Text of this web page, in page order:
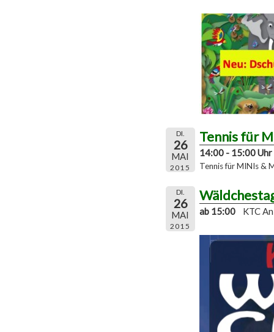
DI.
26
MAI
2015
Tennis für
14:00 - 15:00 Uhr
Tennis für MINIs &
DI.
26
MAI
2015
ab 15:00 KTC